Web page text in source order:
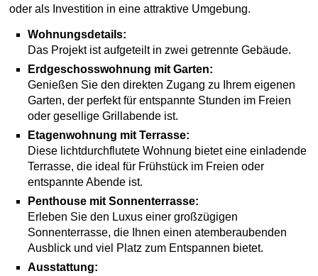
oder als Investition in eine attraktive Umgebung.
Wohnungsdetails:
Das Projekt ist aufgeteilt in zwei getrennte Gebäude.
Erdgeschosswohnung mit Garten:
Genießen Sie den direkten Zugang zu Ihrem eigenen
Garten, der perfekt für entspannte Stunden im Freien
oder gesellige Grillabende ist.
Etagenwohnung mit Terrasse:
Diese lichtdurchflutete Wohnung bietet eine einladende
Terrasse, die ideal für Frühstück im Freien oder
entspannte Abende ist.
Penthouse mit Sonnenterrasse:
Erleben Sie den Luxus einer großzügigen
Sonnenterrasse, die Ihnen einen atemberaubenden
Ausblick und viel Platz zum Entspannen bietet.
Ausstattung: